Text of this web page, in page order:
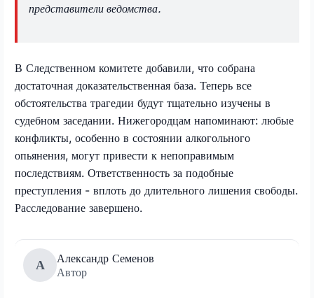
представители ведомства.
В Следственном комитете добавили, что собрана
достаточная доказательственная база. Теперь все
обстоятельства трагедии будут тщательно изучены в
судебном заседании. Нижегородцам напоминают: любые
конфликты, особенно в состоянии алкогольного
опьянения, могут привести к непоправимым
последствиям. Ответственность за подобные
преступления - вплоть до длительного лишения свободы.
Расследование завершено.
А
Александр Семенов
Автор